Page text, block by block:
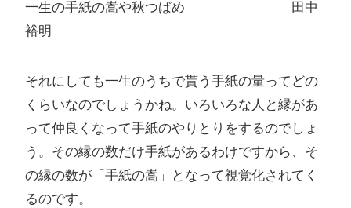
一生の手紙の嵩や秋つばめ 田中
裕明
それにしても一生のうちで貰う手紙の量ってどの
くらいなのでしょうかね。いろいろな人と縁があ
って仲良くなって手紙のやりとりをするのでしょ
う。その縁の数だけ手紙があるわけですから、そ
の縁の数が「手紙の嵩」となって視覚化されてく
るのです。